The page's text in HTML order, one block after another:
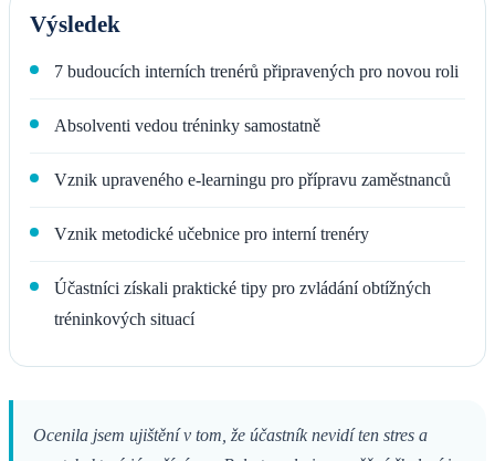
Výsledek
7 budoucích interních trenérů připravených pro novou roli
Absolventi vedou tréninky samostatně
Vznik upraveného e-learningu pro přípravu zaměstnanců
Vznik metodické učebnice pro interní trenéry
Účastníci získali praktické tipy pro zvládání obtížných
tréninkových situací
Ocenila jsem ujištění v tom, že účastník nevidí ten stres a